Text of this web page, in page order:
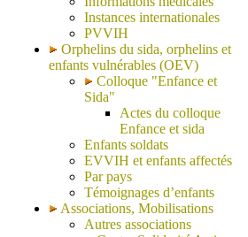
Instances internationales
PVVIH
Orphelins du sida, orphelins et
enfants vulnérables (OEV)
Colloque "Enfance et
Sida"
Actes du colloque
Enfance et sida
Enfants soldats
EVVIH et enfants affectés
Par pays
Témoignages d’enfants
Associations, Mobilisations
Autres associations